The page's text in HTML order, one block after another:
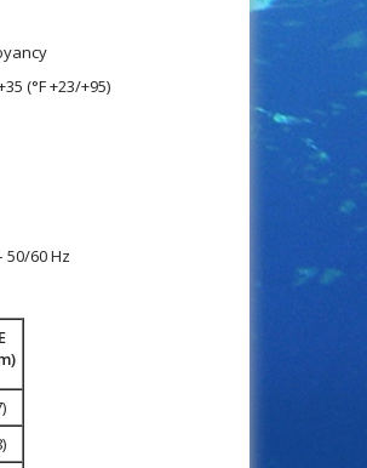
(°F +23/+95)
50/60 Hz